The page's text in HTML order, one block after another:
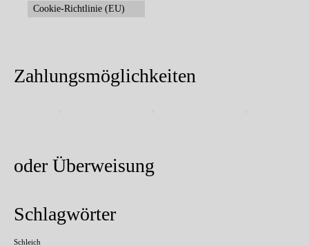
Cookie-Richtlinie (EU)
Zahlungsmöglichkeiten
oder Überweisung
Schlagwörter
Schleich